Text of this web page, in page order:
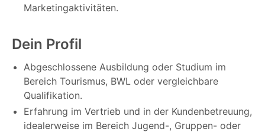
Marketingaktivitäten.
Dein Profil
Abgeschlossene Ausbildung oder Studium im
Bereich Tourismus, BWL oder vergleichbare
Qualifikation.
Erfahrung im Vertrieb und in der Kundenbetreuung,
idealerweise im Bereich Jugend-, Gruppen- oder